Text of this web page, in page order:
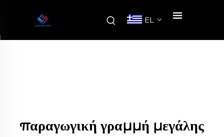
EL
παραγωγική γραμμή μεγάλης